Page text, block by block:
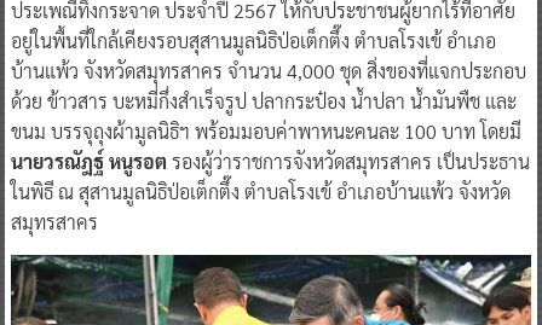
ประเพณีทิ้งกระจาด ประจำปี 2567 ให้กับประชาชนผู้ยากไร้ที่อาศัย
อยู่ในพื้นที่ใกล้เคียงรอบสุสานมูลนิธิป่อเต็กตึ๊ง ตำบลโรงเข้ อำเภอ
บ้านแพ้ว จังหวัดสมุทรสาคร จำนวน 4,000 ชุด สิ่งของที่แจกประกอบ
ด้วย ข้าวสาร บะหมี่กึ่งสำเร็จรูป ปลากระป๋อง น้ำปลา น้ำมันพืช และ
ขนม บรรจุถุงผ้ามูลนิธิฯ พร้อมมอบค่าพาหนะคนละ 100 บาท โดยมี
นายวรณัฎฐ์ หนูรอต รองผู้ว่าราชการจังหวัดสมุทรสาคร เป็นประธาน
ในพิธี ณ สุสานมูลนิธิป่อเต็กตึ๊ง ตำบลโรงเข้ อำเภอบ้านแพ้ว จังหวัด
สมุทรสาคร